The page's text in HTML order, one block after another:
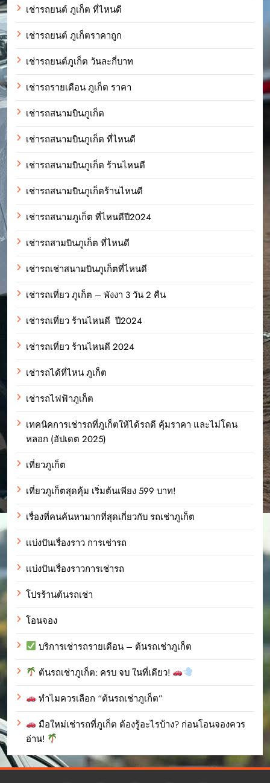
เช่ารถยนต์ ภูเก็ต ที่ไหนดี
เช่ารถยนต์ ภูเก็ตราคาถูก
เช่ารถยนต์ภูเก็ต วันละกี่บาท
เช่ารถรายเดือน ภูเก็ต ราคา
เช่ารถสนามบินภูเก็ต
เช่ารถสนามบินภูเก็ต ที่ไหนดี
เช่ารถสนามบินภูเก็ต ร้านไหนดี
เช่ารถสนามบินภูเก็ตร้านไหนดี
เช่ารถสนามภูเก็ต ที่ไหนดีปี2024
เช่ารถสามบินภูเก็ต ที่ไหนดี
เช่ารถเช่าสนามบินภูเก็ตที่ไหนดี
เช่ารถเที่ยว ภูเก็ต – พังงา 3 วัน 2 คืน
เช่ารถเที่ยว ร้านไหนดี ปี2024
เช่ารถเที่ยว ร้านไหนดี 2024
เช่ารถได้ที่ไหน ภูเก็ต
เช่ารถไฟฟ้าภูเก็ต
เทคนิคการเช่ารถที่ภูเก็ตให้ได้รถดี คุ้มราคา และไม่โดน
หลอก (อัปเดต 2025)
เที่ยวภูเก็ต
เที่ยวภูเก็ตสุดคุ้ม เริ่มต้นเพียง 599 บาท!
เรื่องที่คนค้นหามากที่สุดเกี่ยวกับ รถเช่าภูเก็ต
เเบ่งปันเรื่องราว การเช่ารถ
เเบ่งปันเรื่องราวการเช่ารถ
โปรร้านต้นรถเช่า
โอนจอง
บริการเช่ารถรายเดือน – ต้นรถเช่าภูเก็ต
ต้นรถเช่าภูเก็ต: ครบ จบ ในที่เดียว!
ทำไมควรเลือก “ต้นรถเช่าภูเก็ต”
มือใหม่เช่ารถที่ภูเก็ต ต้องรู้อะไรบ้าง? ก่อนโอนจองควร
อ่าน!